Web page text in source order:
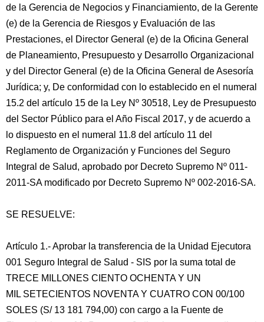
de la Gerencia de Negocios y Financiamiento, de la Gerente
(e) de la Gerencia de Riesgos y Evaluación de las
Prestaciones, el Director General (e) de la Oficina General
de Planeamiento, Presupuesto y Desarrollo Organizacional
y del Director General (e) de la Oficina General de Asesoría
Jurídica; y, De conformidad con lo establecido en el numeral
15.2 del artículo 15 de la Ley Nº 30518, Ley de Presupuesto
del Sector Público para el Año Fiscal 2017, y de acuerdo a
lo dispuesto en el numeral 11.8 del artículo 11 del
Reglamento de Organización y Funciones del Seguro
Integral de Salud, aprobado por Decreto Supremo Nº 011-
2011-SA modificado por Decreto Supremo Nº 002-2016-SA.
SE RESUELVE:
Artículo 1.- Aprobar la transferencia de la Unidad Ejecutora
001 Seguro Integral de Salud - SIS por la suma total de
TRECE MILLONES CIENTO OCHENTA Y UN
MIL SETECIENTOS NOVENTA Y CUATRO CON 00/100
SOLES (S/ 13 181 794,00) con cargo a la Fuente de